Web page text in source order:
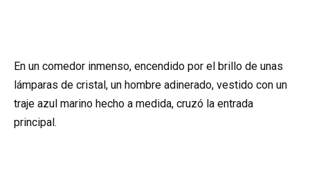
En un comedor inmenso, encendido por el brillo de unas
lámparas de cristal, un hombre adinerado, vestido con un
traje azul marino hecho a medida, cruzó la entrada
principal.